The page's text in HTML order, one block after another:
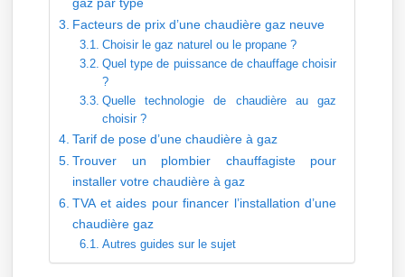
Facteurs de prix d’une chaudière gaz neuve
Choisir le gaz naturel ou le propane ?
Quel type de puissance de chauffage choisir
?
Quelle technologie de chaudière au gaz
choisir ?
Tarif de pose d’une chaudière à gaz
Trouver un plombier chauffagiste pour
installer votre chaudière à gaz
TVA et aides pour financer l’installation d’une
chaudière gaz
Autres guides sur le sujet